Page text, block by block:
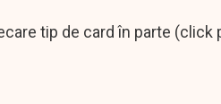
tip de card în parte